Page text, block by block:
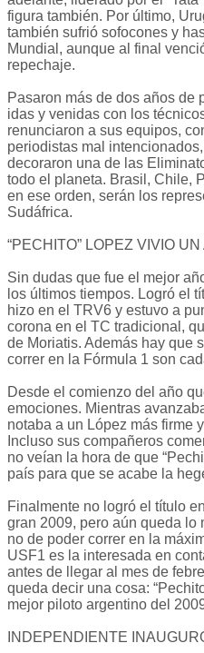
figura también. Por último,
también sufrió sofocones y
Mundial, aunque al final
repechaje.
Pasaron más de dos años de
idas y venidas con los
renunciaron a sus equipos,
periodistas mal
decoraron una de las
todo el planeta. Brasil, Chile,
en ese orden, serán los
Sudáfrica.
“PECHITO” LOPEZ VIVIO
Sin dudas que fue el mejor
los últimos tiempos. Logró el
hizo en el TRV6 y estuvo a
corona en el TC tradicional,
de Moriatis. Además hay que
correr en la Fórmula 1 son
Desde el comienzo del año
emociones. Mientras
notaba a un López más firme
Incluso sus compañeros
no veían la hora de que
país para que se acabe la
Finalmente no logró el título
gran 2009, pero aún queda lo
no de poder correr en la
USF1 es la interesada en
antes de llegar al mes de
queda decir una cosa:
mejor piloto argentino del
INDEPENDIENTE